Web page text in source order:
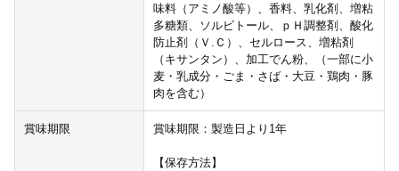
味料（アミノ酸等）、香料、乳化剤、増粘
多糖類、ソルビトール、ｐＨ調整剤、酸化
防止剤（Ｖ.Ｃ）、セルロース、増粘剤
（キサンタン）、加工でん粉、（一部に小
麦・乳成分・ごま・さば・大豆・鶏肉・豚
肉を含む）
賞味期限 賞味期限：製造日より1年
【保存方法】